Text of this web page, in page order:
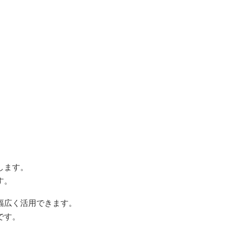
す。
く活用できます。
。